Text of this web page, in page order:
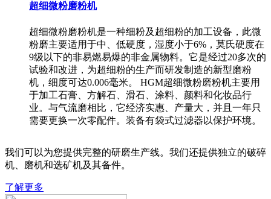
超细微粉磨粉机
超细微粉磨粉机是一种细粉及超细粉的加工设备，此微
粉磨主要适用于中、低硬度，湿度小于6%，莫氏硬度在
9级以下的非易燃易爆的非金属物料。它是经过20多次的
试验和改进，为超细粉的生产而研发制造的新型磨粉
机，细度可达0.006毫米。 HGM超细微粉磨粉机主要用
于加工石膏、方解石、滑石、涂料、颜料和化妆品行
业。与气流磨相比，它经济实惠、产量大，并且一年只
需要更换一次零配件。装备有袋式过滤器以保护环境。
我们可以为您提供完整的研磨生产线。我们还提供独立的破碎
机、磨机和选矿机及其备件。
了解更多